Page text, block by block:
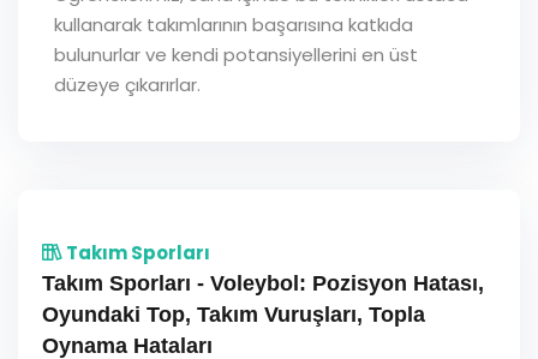
kullanarak takımlarının başarısına katkıda
bulunurlar ve kendi potansiyellerini en üst
düzeye çıkarırlar.
Takım Sporları
Takım Sporları - Voleybol: Pozisyon Hatası,
Oyundaki Top, Takım Vuruşları, Topla
Oynama Hataları